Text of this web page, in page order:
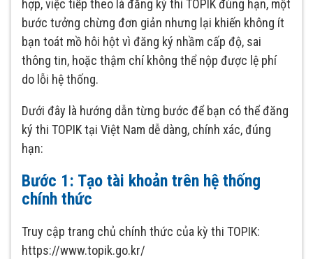
hợp, việc tiếp theo là đăng ký thi TOPIK đúng hạn, một
bước tưởng chừng đơn giản nhưng lại khiến không ít
bạn toát mồ hôi hột vì đăng ký nhầm cấp độ, sai
thông tin, hoặc thậm chí không thể nộp được lệ phí
do lỗi hệ thống.
Dưới đây là hướng dẫn từng bước để bạn có thể đăng
ký thi TOPIK tại Việt Nam dễ dàng, chính xác, đúng
hạn:
Bước 1: Tạo tài khoản trên hệ thống
chính thức
Truy cập trang chủ chính thức của kỳ thi TOPIK:
https://www.topik.go.kr/